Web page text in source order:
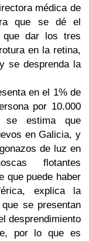
médica de
que se dé el
que dar los tres
en la retina,
se desprenda la
en el 1% de
por 10.000
se estima que
en Galicia, y
de luz en
flotantes
que puede haber
explica la
se presentan
desprendimiento
por lo que es